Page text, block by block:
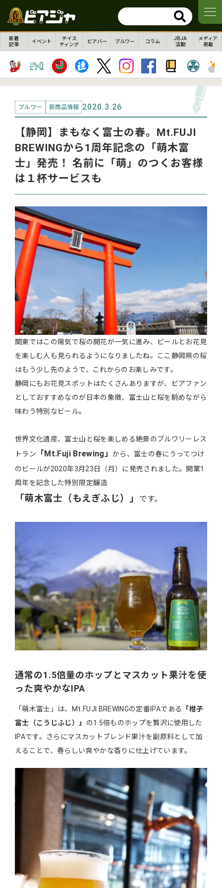
新着
記事
イベント
テイス
ティング
ビアバー ブルワー コラム
JBJA
活動
メディア
掲載
ブルワー 新商品情報 2020.3.26
【静岡】まもなく富士の春。Mt.FUJI
BREWINGから1周年記念の「萌木富
士」発売！ 名前に「萌」のつくお客様
は１杯サービスも
関東ではこの陽気で桜の開花が一気に進み、ビールとお花見
を楽しむ人も見られるようになりましたね。ここ静岡県の桜
はもう少し先のようで、これからのお楽しみです。
静岡にもお花見スポットはたくさんありますが、ビアファン
としておすすめなのが日本の象徴、富士山と桜を眺めながら
味わう特別なビール。
世界文化遺産、富士山と桜を楽しめる絶景のブルワリーレス
トラン
「Mt.Fuji Brewing」から、富士の春にうってつけ
のビールが2020年3月23日（月）に発売されました。開業1
周年を記念した特別限定醸造
「萌木富士（もえぎふじ）」 です。
通常の1.5倍量のホップとマスカット果汁を使
った爽やかなIPA
「萌木富士」は、Mt.FUJI BREWINGの定番IPAである
「柑子
富士（こうじふじ）」 の1.5倍ものホップを贅沢に使用した
IPAです。さらにマスカットブレンド果汁を副原料として加
えることで、春らしい爽やかな香りに仕上げています。